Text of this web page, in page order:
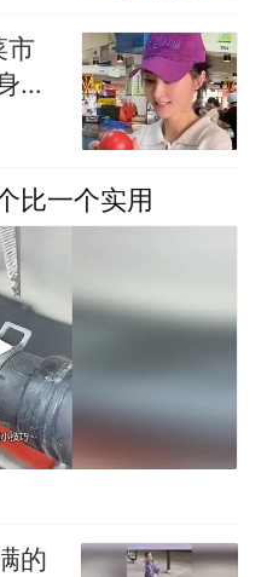
市
生
比一个实用
的